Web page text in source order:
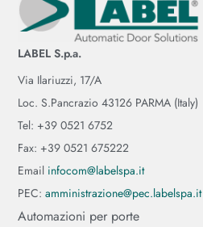
LABEL S.p.a.
Via Ilariuzzi, 17/A
Loc. S.Pancrazio 43126 PARMA (Italy)
Tel: +39 0521 6752
Fax: +39 0521 675222
Email infocom@labelspa.it
PEC:amministrazione@pec.labelspa.it
Automazioni per porte